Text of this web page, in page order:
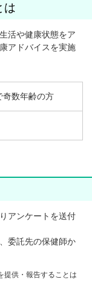
は
活や健康状態をア
アドバイスを実施
奇数年齢の方
アンケートを送付
委託先の保健師か
提供・報告することは